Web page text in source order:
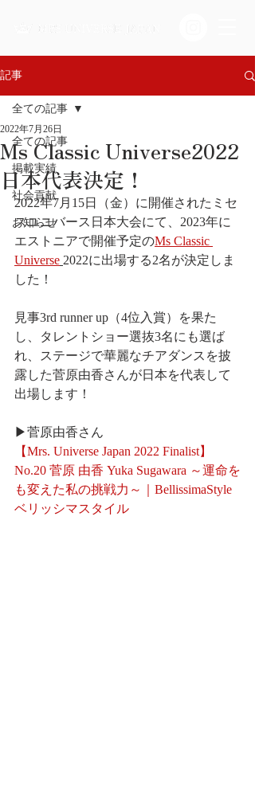
記事
全ての記事
掲載実績
社会貢献
お知らせ
全ての記事
Ms Classic Universe2022
日本代表決定！
2022年7月26日
2022年7月15日（金）に開催されたミセ
スユニバース日本大会にて、2023年に
エストニアで開催予定のMs Classic
Universe 2022に出場する2名が決定しま
した！
見事3rd runner up（4位入賞）を果た
し、タレントショー選抜3名にも選ば
れ、ステージで華麗なチアダンスを披
露した菅原由香さんが日本を代表して
出場します！
▶菅原由香さん
【Mrs. Universe Japan 2022 Finalist】
No.20 菅原 由香 Yuka Sugawara ～運命を
も変えた私の挑戦力～｜BellissimaStyle
ベリッシマスタイル